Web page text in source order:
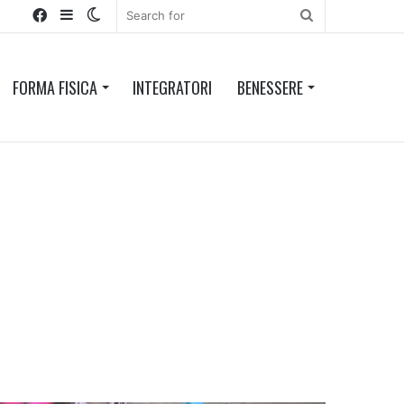
Switch
Sidebar
Facebook
FORMA FISICA INTEGRATORI BENESSERE